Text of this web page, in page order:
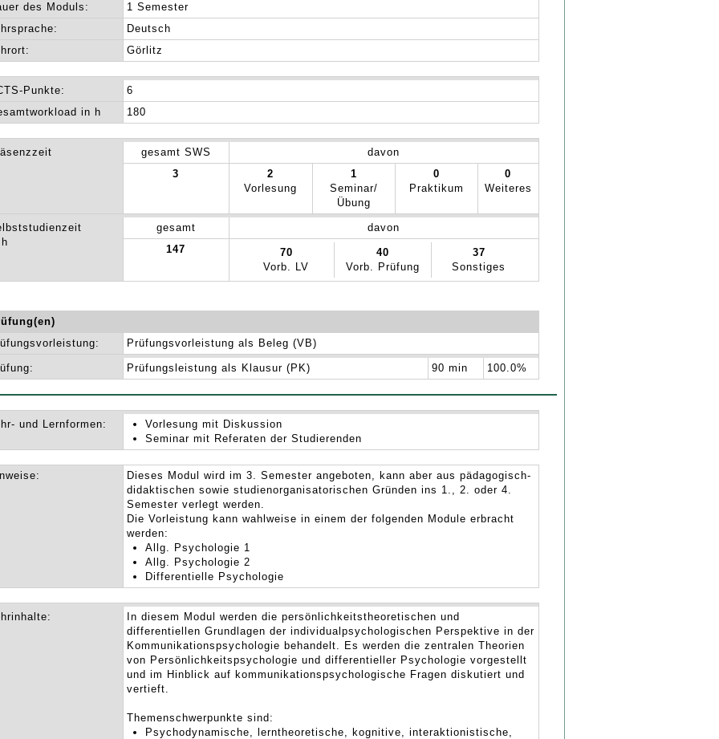
des Moduls:
1 Semester
Deutsch
Görlitz
Punkte:
6
in h
180
gesamt SWS
davon
3
2
Vorlesung
1
Seminar/
Übung
0
Praktikum
0
Weiteres
gesamt
davon
147
70
Vorb. LV
40
Vorb. Prüfung
37
Sonstiges
Prüfungsvorleistung als Beleg (VB)
Prüfungsleistung als Klausur (PK) 90 min 100.0%
und Lernformen:
Vorlesung mit Diskussion
Seminar mit Referaten der Studierenden
Dieses Modul wird im 3. Semester angeboten, kann aber aus pädagogisch-
didaktischen sowie studienorganisatorischen Gründen ins 1., 2. oder 4.
Semester verlegt werden.
Die Vorleistung kann wahlweise in einem der folgenden Module erbracht
werden:
Allg. Psychologie 1
Allg. Psychologie 2
Differentielle Psychologie
In diesem Modul werden die persönlichkeitstheoretischen und
differentiellen Grundlagen der individualpsychologischen Perspektive in der
Kommunikationspsychologie behandelt. Es werden die zentralen Theorien
von Persönlichkeitspsychologie und differentieller Psychologie vorgestellt
und im Hinblick auf kommunikationspsychologische Fragen diskutiert und
vertieft.
Themenschwerpunkte sind:
Psychodynamische, lerntheoretische, kognitive, interaktionistische,